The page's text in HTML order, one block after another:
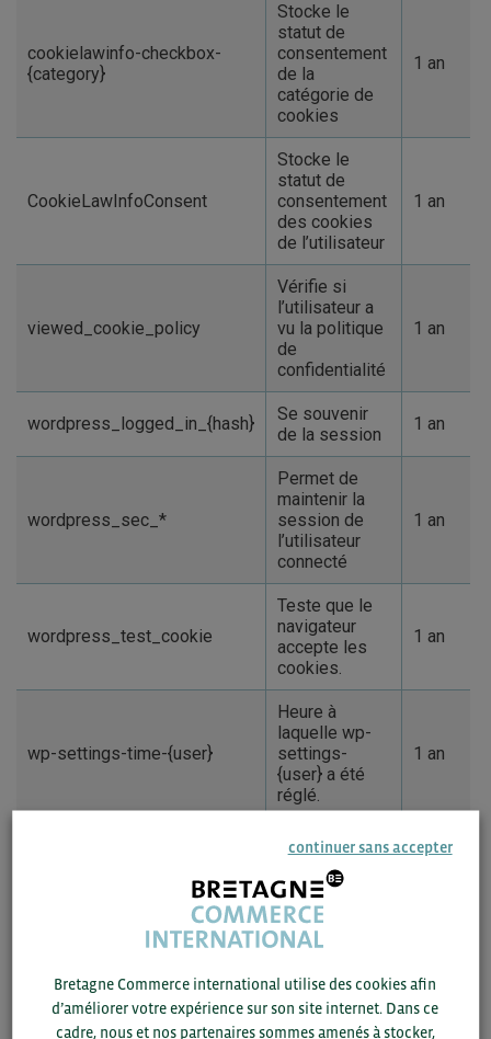
cookielawinfo-checkbox-
{category}
Stocke le
statut de
consentement
de la
catégorie de
cookies
1 an
CookieLawInfoConsent
Stocke le
statut de
consentement
des cookies
de l’utilisateur
1 an
viewed_cookie_policy
Vérifie si
l’utilisateur a
vu la politique
de
confidentialité
1 an
wordpress_logged_in_{hash}
Se souvenir
de la session
1 an
wordpress_sec_*
Permet de
maintenir la
session de
l’utilisateur
connecté
1 an
wordpress_test_cookie
Teste que le
navigateur
accepte les
cookies.
1 an
wp-settings-time-{user}
Heure à
laquelle wp-
settings-
{user} a été
réglé.
1 an
wp-settings-{user_id}
Utilisé pour la
persistance
de la
configuration
wp-admin d’un
compte.
continuer sans accepter
Bretagne Commerce international utilise des cookies afin
d’améliorer votre expérience sur son site internet. Dans ce
cadre, nous et nos partenaires sommes amenés à stocker,